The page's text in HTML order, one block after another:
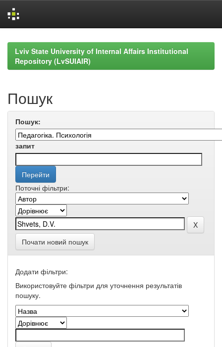
navigationLviv State University of Internal Affairs Institutional
Repository (LvSUIAIR)
Пошук
Пошук:
запит
Поточні фільтри:
Почати новий пошук
Додати фільтри:
Використовуйте фільтри для уточнення результатів
пошуку.